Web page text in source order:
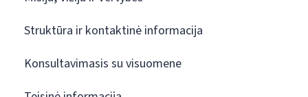
Struktūra ir kontaktinė informacija
Konsultavimasis su visuomene